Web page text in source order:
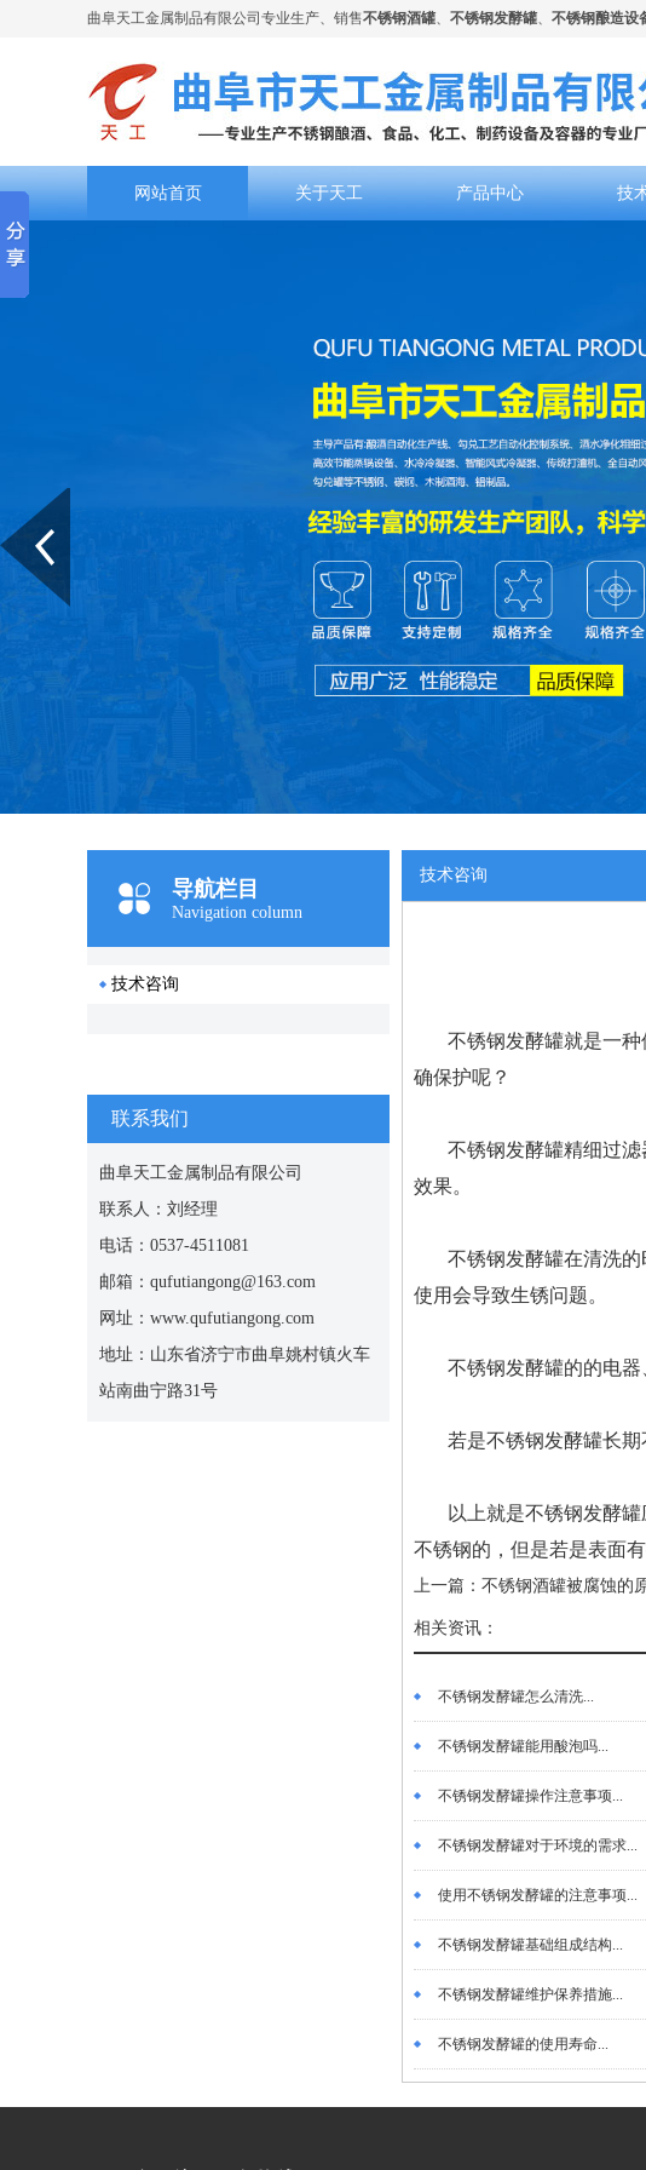
曲阜天工金属制品有限公司专业生产、销售不锈钢酒罐、 不锈钢发酵罐、 不锈钢酿造设
网站首页 关于天工 产品中心 技
导航栏目
Navigation column
技术咨询
联系我们
曲阜天工金属制品有限公司
联系人：刘经理
电话：0537-4511081
邮箱：qufutiangong@163.com
网址：www.qufutiangong.com
地址：山东省济宁市曲阜姚村镇火车
站南曲宁路31号
技术咨询
不锈钢发酵罐就是一
确保护呢？
不锈钢发酵罐精细过
效果。
不锈钢发酵罐在清洗
使用会导致生锈问题。
不锈钢发酵罐的的电
若是不锈钢发酵罐长
以上就是不锈钢发酵
不锈钢的，但是若是表面
上一篇： 不锈钢酒罐被腐蚀的
相关资讯：
不锈钢发酵罐怎么清洗...
不锈钢发酵罐能用酸泡吗...
不锈钢发酵罐操作注意事项...
不锈钢发酵罐对于环境的需求...
使用不锈钢发酵罐的注意事项...
不锈钢发酵罐基础组成结构...
不锈钢发酵罐维护保养措施...
不锈钢发酵罐的使用寿命...